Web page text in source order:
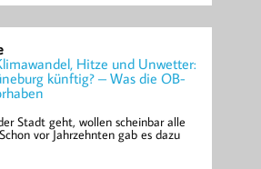
Hitze und Unwetter:
künftig? – Was die OB-
Stadt geht, wollen scheinbar alle
vor Jahrzehnten gab es dazu